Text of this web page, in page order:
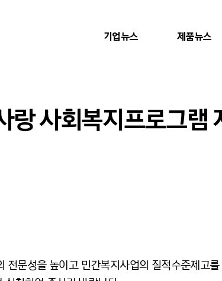
기업뉴스 제품뉴스
사회복지프로그램
전문성을 높이고 민간복지사업의 질적수준제고